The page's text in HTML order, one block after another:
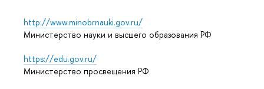
http://www.minobrnauki.gov.ru/
Министерство науки и высшего образования РФ
https://edu.gov.ru/
Министерство просвещения РФ